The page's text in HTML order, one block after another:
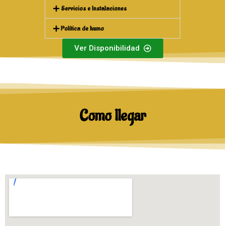
Servicios e Instalaciones
Política de humo
Ver Disponibilidad
Como llegar